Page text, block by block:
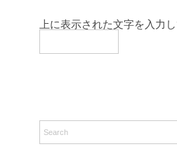
上に表示された文字を入力